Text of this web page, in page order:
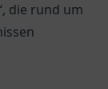
die rund um